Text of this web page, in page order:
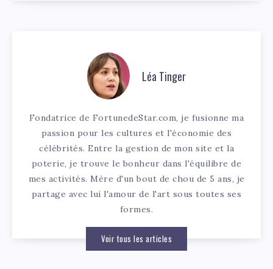
Léa Tinger
Fondatrice de FortunedeStar.com, je fusionne ma
passion pour les cultures et l'économie des
célébrités. Entre la gestion de mon site et la
poterie, je trouve le bonheur dans l'équilibre de
mes activités. Mère d'un bout de chou de 5 ans, je
partage avec lui l'amour de l'art sous toutes ses
formes.
Voir tous les articles